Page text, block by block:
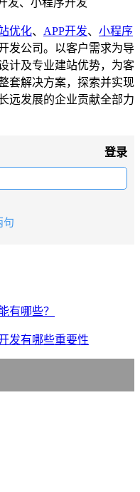
优化、 APP开发、 小程序
发公司。以客户需求为导
计及专业建站优势，为客
套解决方案，探索并实现
远发展的企业贡献全部力
登录
句
有哪些？
发有哪些重要性